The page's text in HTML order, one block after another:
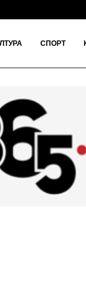
на 18...
СПОРТ